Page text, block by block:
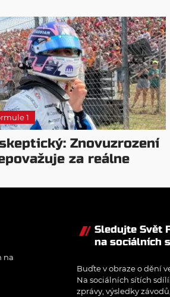
1
Znovuzrození
za reálne
na
Sledujte Svět
na sociálních
Buďte v obraze o dění
Na sociálních sítích
zprávy, výsledky